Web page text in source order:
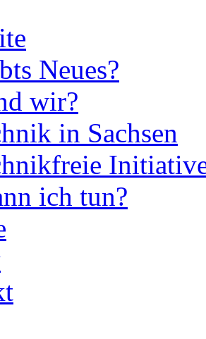
Neues?
wir?
in Sachsen
ich tun?